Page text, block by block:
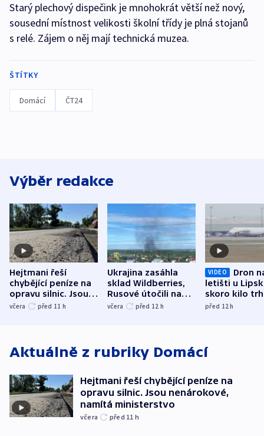
Starý plechový dispečink je mnohokrát větší než nový,
sousední místnost velikosti školní třídy je plná stojanů
s relé. Zájem o něj mají technická muzea.
ŠTÍTKY
Domácí ČT24
Výběr redakce
Hejtmani řeší
chybějící peníze na
opravu silnic. Jsou
nenárokové, namítá
včera před 11 h
Ukrajina zasáhla
sklad Wildberries,
Rusové útočili na
trh, hasiče či
včera před 12 h
VIDEO
Dron
letišti u
skoro kilo
indicie
před 12h
Aktuálně z rubriky Domácí
Hejtmani řeší chybějící peníze na
opravu silnic. Jsou nenárokové,
namítá ministerstvo
včera před 11 h